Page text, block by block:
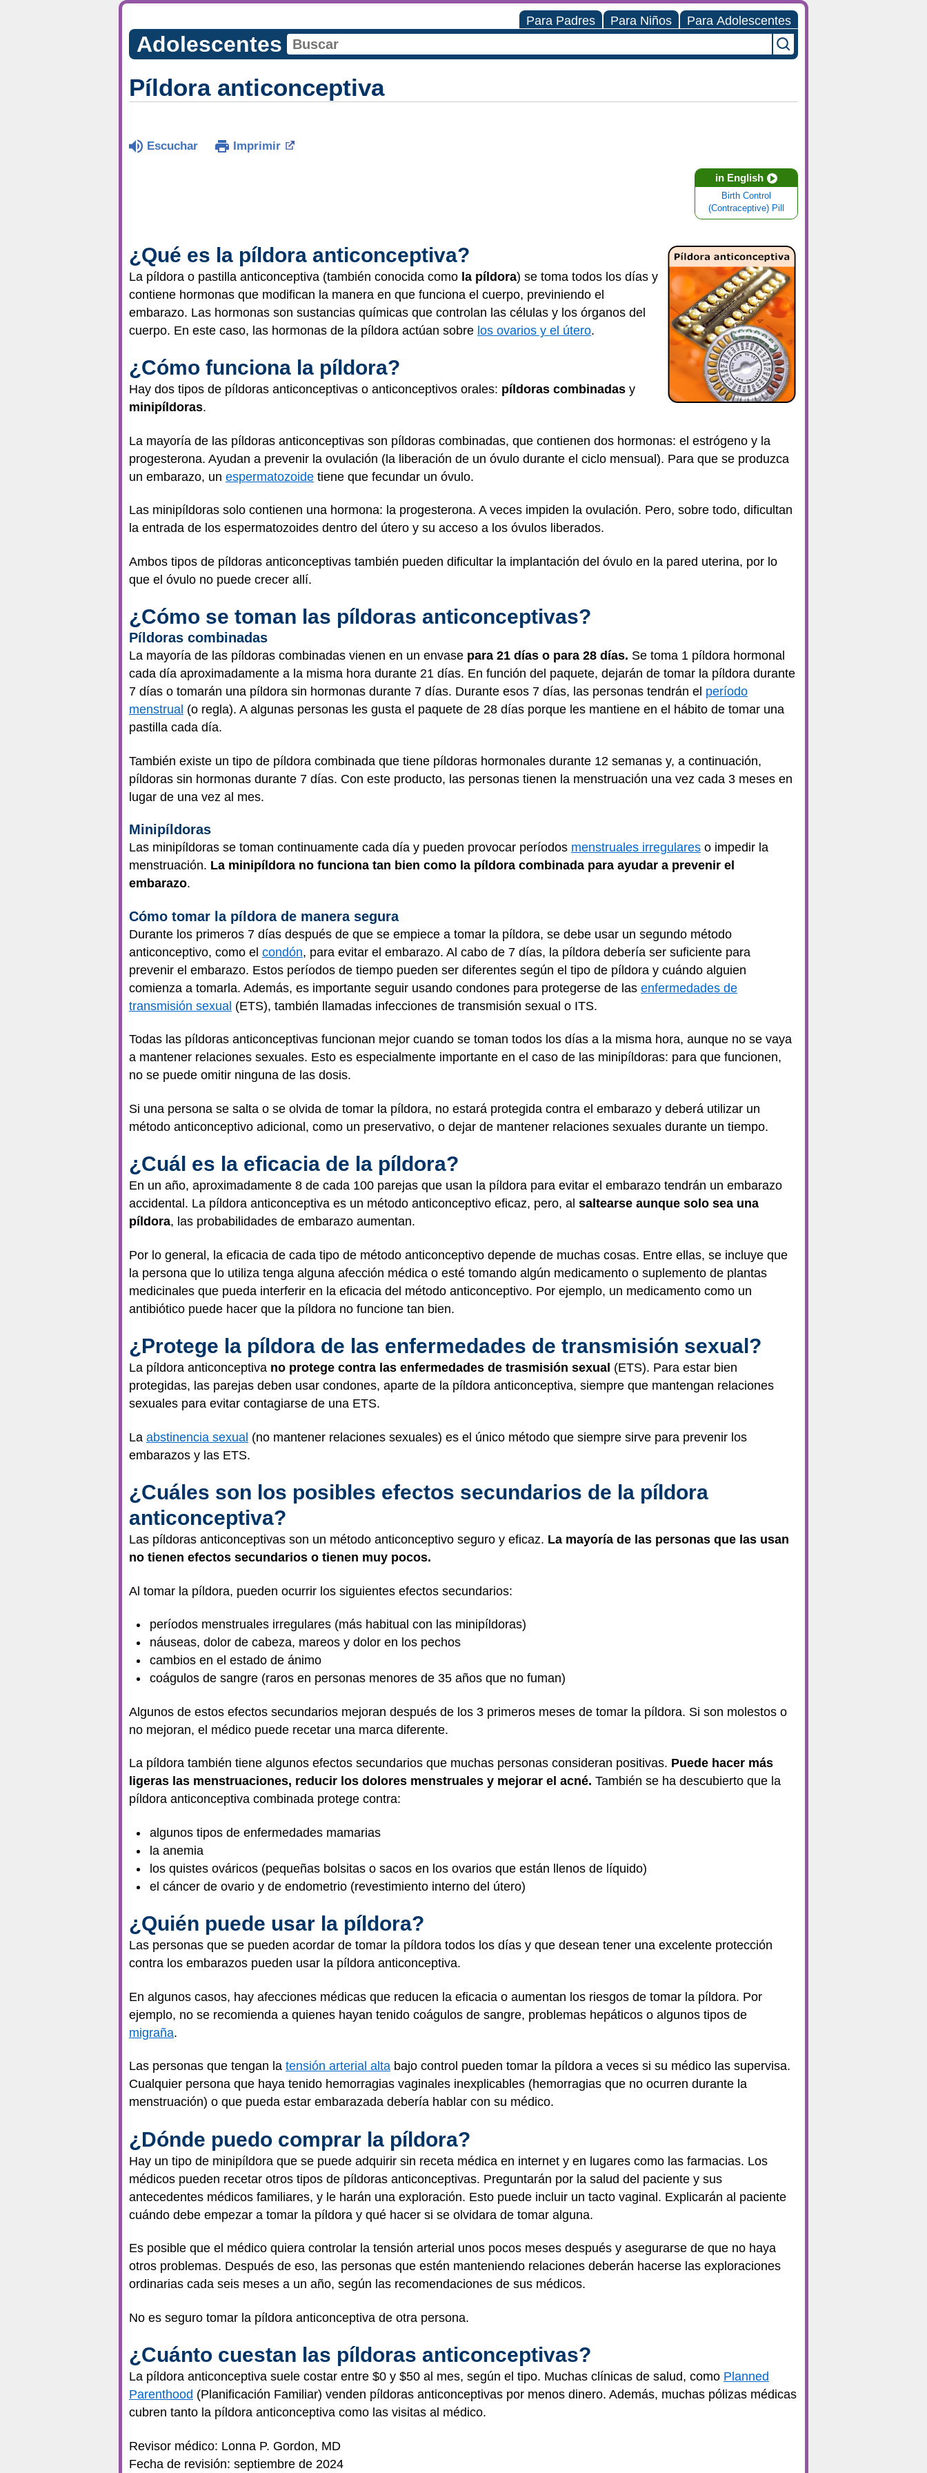
Para Padres Para Niños Para Adolescentes
Adolescentes
Píldora anticonceptiva
Escuchar Imprimir
in English
Birth Control
(Contraceptive) Pill
¿Qué es la píldora anticonceptiva?
La píldora o pastilla anticonceptiva (también conocida como la píldora) se toma todos los días y
contiene hormonas que modifican la manera en que funciona el cuerpo, previniendo el
embarazo. Las hormonas son sustancias químicas que controlan las células y los órganos del
cuerpo. En este caso, las hormonas de la píldora actúan sobre los ovarios y el útero.
¿Cómo funciona la píldora?
Hay dos tipos de píldoras anticonceptivas o anticonceptivos orales: píldoras combinadas y
minipíldoras.
La mayoría de las píldoras anticonceptivas son píldoras combinadas, que contienen dos hormonas: el estrógeno y la
progesterona. Ayudan a prevenir la ovulación (la liberación de un óvulo durante el ciclo mensual). Para que se produzca
un embarazo, un espermatozoide tiene que fecundar un óvulo.
Las minipíldoras solo contienen una hormona: la progesterona. A veces impiden la ovulación. Pero, sobre todo, dificultan
la entrada de los espermatozoides dentro del útero y su acceso a los óvulos liberados.
Ambos tipos de píldoras anticonceptivas también pueden dificultar la implantación del óvulo en la pared uterina, por lo
que el óvulo no puede crecer allí.
¿Cómo se toman las píldoras anticonceptivas?
Píldoras combinadas
La mayoría de las píldoras combinadas vienen en un envase para 21 días o para 28 días. Se toma 1 píldora hormonal
cada día aproximadamente a la misma hora durante 21 días. En función del paquete, dejarán de tomar la píldora durante
7 días o tomarán una píldora sin hormonas durante 7 días. Durante esos 7 días, las personas tendrán el período
menstrual (o regla). A algunas personas les gusta el paquete de 28 días porque les mantiene en el hábito de tomar una
pastilla cada día.
También existe un tipo de píldora combinada que tiene píldoras hormonales durante 12 semanas y, a continuación,
píldoras sin hormonas durante 7 días. Con este producto, las personas tienen la menstruación una vez cada 3 meses en
lugar de una vez al mes.
Minipíldoras
Las minipíldoras se toman continuamente cada día y pueden provocar períodos menstruales irregulares o impedir la
menstruación. La minipíldora no funciona tan bien como la píldora combinada para ayudar a prevenir el
embarazo.
Cómo tomar la píldora de manera segura
Durante los primeros 7 días después de que se empiece a tomar la píldora, se debe usar un segundo método
anticonceptivo, como el condón, para evitar el embarazo. Al cabo de 7 días, la píldora debería ser suficiente para
prevenir el embarazo. Estos períodos de tiempo pueden ser diferentes según el tipo de píldora y cuándo alguien
comienza a tomarla. Además, es importante seguir usando condones para protegerse de las enfermedades de
transmisión sexual (ETS), también llamadas infecciones de transmisión sexual o ITS.
Todas las píldoras anticonceptivas funcionan mejor cuando se toman todos los días a la misma hora, aunque no se vaya
a mantener relaciones sexuales. Esto es especialmente importante en el caso de las minipíldoras: para que funcionen,
no se puede omitir ninguna de las dosis.
Si una persona se salta o se olvida de tomar la píldora, no estará protegida contra el embarazo y deberá utilizar un
método anticonceptivo adicional, como un preservativo, o dejar de mantener relaciones sexuales durante un tiempo.
¿Cuál es la eficacia de la píldora?
En un año, aproximadamente 8 de cada 100 parejas que usan la píldora para evitar el embarazo tendrán un embarazo
accidental. La píldora anticonceptiva es un método anticonceptivo eficaz, pero, al saltearse aunque solo sea una
píldora, las probabilidades de embarazo aumentan.
Por lo general, la eficacia de cada tipo de método anticonceptivo depende de muchas cosas. Entre ellas, se incluye que
la persona que lo utiliza tenga alguna afección médica o esté tomando algún medicamento o suplemento de plantas
medicinales que pueda interferir en la eficacia del método anticonceptivo. Por ejemplo, un medicamento como un
antibiótico puede hacer que la píldora no funcione tan bien.
¿Protege la píldora de las enfermedades de transmisión sexual?
La píldora anticonceptiva no protege contra las enfermedades de trasmisión sexual (ETS). Para estar bien
protegidas, las parejas deben usar condones, aparte de la píldora anticonceptiva, siempre que mantengan relaciones
sexuales para evitar contagiarse de una ETS.
La abstinencia sexual (no mantener relaciones sexuales) es el único método que siempre sirve para prevenir los
embarazos y las ETS.
¿Cuáles son los posibles efectos secundarios de la píldora
anticonceptiva?
Las píldoras anticonceptivas son un método anticonceptivo seguro y eficaz. La mayoría de las personas que las usan
no tienen efectos secundarios o tienen muy pocos.
Al tomar la píldora, pueden ocurrir los siguientes efectos secundarios:
períodos menstruales irregulares (más habitual con las minipíldoras)
náuseas, dolor de cabeza, mareos y dolor en los pechos
cambios en el estado de ánimo
coágulos de sangre (raros en personas menores de 35 años que no fuman)
Algunos de estos efectos secundarios mejoran después de los 3 primeros meses de tomar la píldora. Si son molestos o
no mejoran, el médico puede recetar una marca diferente.
La píldora también tiene algunos efectos secundarios que muchas personas consideran positivas. Puede hacer más
ligeras las menstruaciones, reducir los dolores menstruales y mejorar el acné. También se ha descubierto que la
píldora anticonceptiva combinada protege contra:
algunos tipos de enfermedades mamarias
la anemia
los quistes ováricos (pequeñas bolsitas o sacos en los ovarios que están llenos de líquido)
el cáncer de ovario y de endometrio (revestimiento interno del útero)
¿Quién puede usar la píldora?
Las personas que se pueden acordar de tomar la píldora todos los días y que desean tener una excelente protección
contra los embarazos pueden usar la píldora anticonceptiva.
En algunos casos, hay afecciones médicas que reducen la eficacia o aumentan los riesgos de tomar la píldora. Por
ejemplo, no se recomienda a quienes hayan tenido coágulos de sangre, problemas hepáticos o algunos tipos de
migraña.
Las personas que tengan la tensión arterial alta bajo control pueden tomar la píldora a veces si su médico las supervisa.
Cualquier persona que haya tenido hemorragias vaginales inexplicables (hemorragias que no ocurren durante la
menstruación) o que pueda estar embarazada debería hablar con su médico.
¿Dónde puedo comprar la píldora?
Hay un tipo de minipíldora que se puede adquirir sin receta médica en internet y en lugares como las farmacias. Los
médicos pueden recetar otros tipos de píldoras anticonceptivas. Preguntarán por la salud del paciente y sus
antecedentes médicos familiares, y le harán una exploración. Esto puede incluir un tacto vaginal. Explicarán al paciente
cuándo debe empezar a tomar la píldora y qué hacer si se olvidara de tomar alguna.
Es posible que el médico quiera controlar la tensión arterial unos pocos meses después y asegurarse de que no haya
otros problemas. Después de eso, las personas que estén manteniendo relaciones deberán hacerse las exploraciones
ordinarias cada seis meses a un año, según las recomendaciones de sus médicos.
No es seguro tomar la píldora anticonceptiva de otra persona.
¿Cuánto cuestan las píldoras anticonceptivas?
La píldora anticonceptiva suele costar entre $0 y $50 al mes, según el tipo. Muchas clínicas de salud, como Planned
Parenthood (Planificación Familiar) venden píldoras anticonceptivas por menos dinero. Además, muchas pólizas médicas
cubren tanto la píldora anticonceptiva como las visitas al médico.
Revisor médico: Lonna P. Gordon, MD
Fecha de revisión: septiembre de 2024